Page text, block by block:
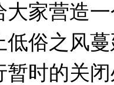
大家营造
俗之风
暂时的关